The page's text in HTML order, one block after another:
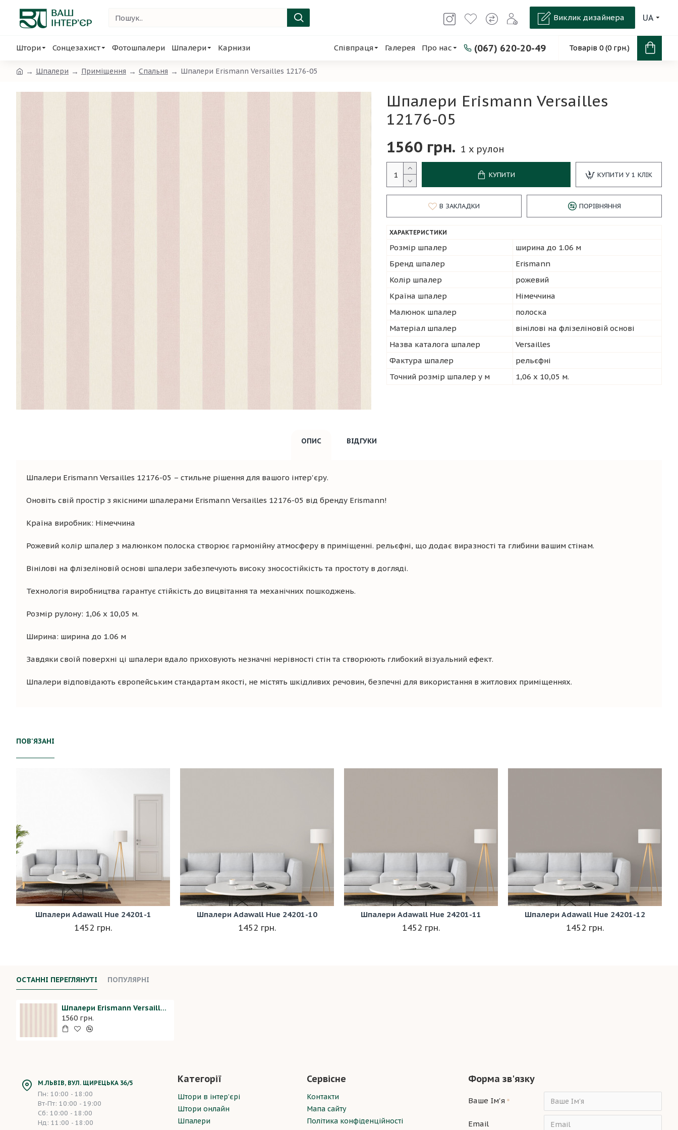
UA
Виклик дизайнера
Штори Сонцезахист Фотошпалери Шпалери Карнизи Співпраця Галерея Про нас (067) 620-20-49 Товарів 0 (0 грн.)
Шпалери Приміщення Спальня Шпалери Erismann Versailles 12176-05
Шпалери Erismann Versailles
12176-05
1560 грн. 1 x рулон
КУПИТИ КУПИТИ У 1 КЛІК
В ЗАКЛАДКИ ПОРІВНЯННЯ
ХАРАКТЕРИСТИКИ
Розмір шпалер
ширина до 1.06 м
Бренд шпалер
Erismann
Колір шпалер
рожевий
Країна шпалер
Німеччина
Малюнок шпалер
полоска
Матеріал шпалер
вінілові на флізеліновій основі
Назва каталога шпалер
Versailles
Фактура шпалер
рельєфні
Точний розмір шпалер у м
1,06 х 10,05 м.
ОПИС ВІДГУКИ
Шпалери Erismann Versailles 12176-05 – стильне рішення для вашого інтер'єру.
Оновіть свій простір з якісними шпалерами Erismann Versailles 12176-05 від бренду Erismann!
Країна виробник: Німеччина
Рожевий колір шпалер з малюнком полоска створює гармонійну атмосферу в приміщенні. рельєфні, що додає виразності та глибини вашим стінам.
Вінілові на флізеліновій основі шпалери забезпечують високу зносостійкість та простоту в догляді.
Технологія виробництва гарантує стійкість до вицвітання та механічних пошкоджень.
Розмір рулону: 1,06 х 10,05 м.
Ширина: ширина до 1.06 м
Завдяки своїй поверхні ці шпалери вдало приховують незначні нерівності стін та створюють глибокий візуальний ефект.
Шпалери відповідають європейським стандартам якості, не містять шкідливих речовин, безпечні для використання в житлових приміщеннях.
ПОВ'ЯЗАНІ
Шпалери Adawall Hue 24201-1
1452 грн.
Шпалери Adawall Hue 24201-10
1452 грн.
Шпалери Adawall Hue 24201-11
1452 грн.
Шпалери Adawall Hue 24201-12
1452 грн.
ОСТАННІ ПЕРЕГЛЯНУТІ ПОПУЛЯРНІ
Шпалери Erismann Versailles 12176-05
1560 грн.
М.ЛЬВІВ, ВУЛ. ЩИРЕЦЬКА 36/5
Пн: 10:00 - 18:00
Вт-Пт: 10:00 - 19:00
Сб: 10:00 - 18:00
Нд: 11:00 - 18:00
Категорії
Штори в інтер’єрі
Штори онлайн
Шпалери
Сервісне
Контакти
Мапа сайту
Політика конфіденційності
Форма зв'язку
Ваше Ім'я
Email